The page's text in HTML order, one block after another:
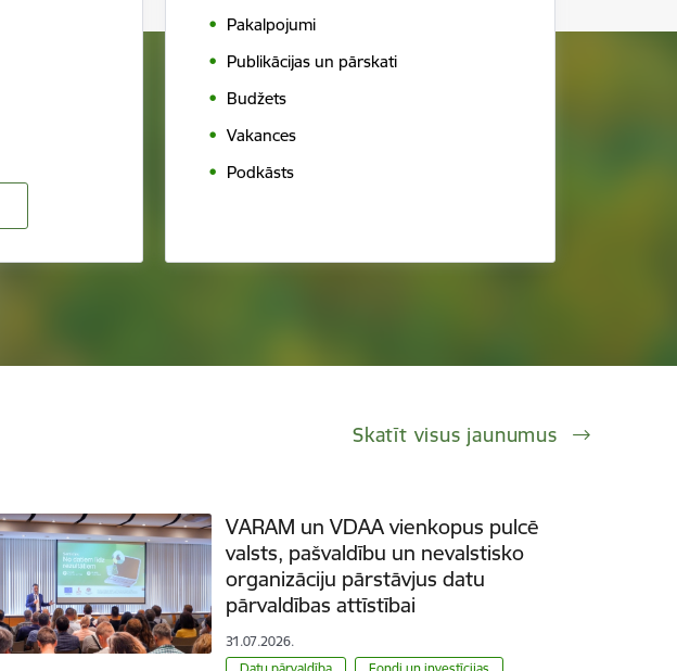
Pakalpojumi
Publikācijas un pārskati
Budžets
Vakances
Podkāsts
Skatīt visus jaunumus
VARAM un VDAA vienkopus pulcē
valsts, pašvaldību un nevalstisko
organizāciju pārstāvjus datu
pārvaldības attīstībai
31.07.2026.